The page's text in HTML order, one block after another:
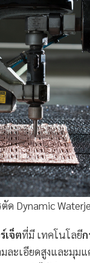
ด Dynamic
เจ็ตที่มี เทคโนโลยี
ละเอียดสูงและมุม